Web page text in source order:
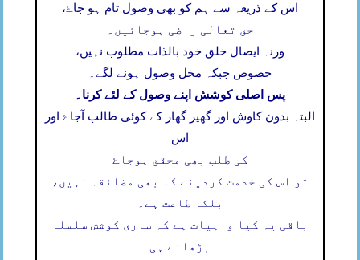
اس کے ذریعہ سے ہم کو بھی وصول تام ہو جاۓ،
حق تعالی راضی ہوجائیں۔
ورنہ ایصال خلق خود بالذات مطلوب نہیں،
خصوص جبکہ مخل وصول ہونے لگے۔
پس اصلی کوشش اپنے وصول کے لئے کرنا۔
البتہ بدون کاوش اور گھیر گھار کے کوئی طالب آجاۓ اور
اس
کی طلب بھی محقق ہوجاۓ
تو اس کی خدمت کردینے کا بھی مضائقہ نہیں،
بلکہ طاعت ہے۔
باقی یہ کیا واہیات ہے کہ ساری کوشش سلسلہ
بڑھانے ہی